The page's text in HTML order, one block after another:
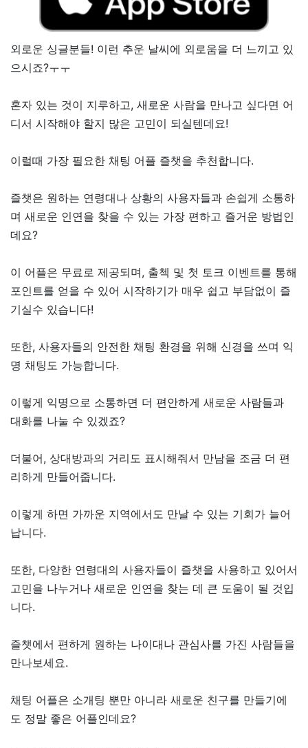
외로운 싱글분들! 이런 추운 날씨에 외로움을 더 느끼고 있
으시죠?ㅜㅜ
혼자 있는 것이 지루하고, 새로운 사람을 만나고 싶다면 어
디서 시작해야 할지 많은 고민이 되실텐데요!
이럴때 가장 필요한 채팅 어플 즐챗을 추천합니다.
즐챗은 원하는 연령대나 상황의 사용자들과 손쉽게 소통하
며 새로운 인연을 찾을 수 있는 가장 편하고 즐거운 방법인
데요?
이 어플은 무료로 제공되며, 출첵 및 첫 토크 이벤트를 통해
포인트를 얻을 수 있어 시작하기가 매우 쉽고 부담없이 즐
기실수 있습니다!
또한, 사용자들의 안전한 채팅 환경을 위해 신경을 쓰며 익
명 채팅도 가능합니다.
이렇게 익명으로 소통하면 더 편안하게 새로운 사람들과
대화를 나눌 수 있겠죠?
더불어, 상대방과의 거리도 표시해줘서 만남을 조금 더 편
리하게 만들어줍니다.
이렇게 하면 가까운 지역에서도 만날 수 있는 기회가 늘어
납니다.
또한, 다양한 연령대의 사용자들이 즐챗을 사용하고 있어서
고민을 나누거나 새로운 인연을 찾는 데 큰 도움이 될 것입
니다.
즐챗에서 편하게 원하는 나이대나 관심사를 가진 사람들을
만나보세요.
채팅 어플은 소개팅 뿐만 아니라 새로운 친구를 만들기에
도 정말 좋은 어플인데요?